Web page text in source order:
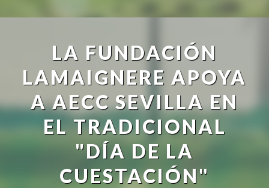
LA FUNDACIÓN
LAMAIGNERE APOYA
A AECC SEVILLA EN
EL TRADICIONAL
"DÍA DE LA
CUESTACIÓN"